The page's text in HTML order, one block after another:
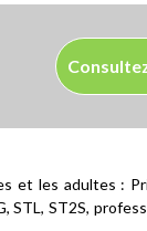
les adultes :
ST2S,